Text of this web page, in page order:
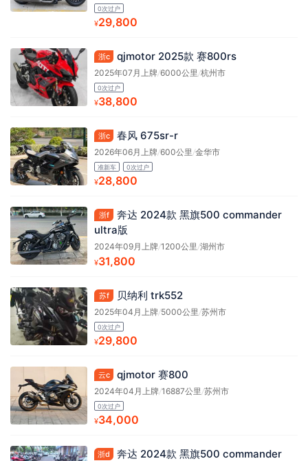
0次过户
¥29,800
浙c qjmotor 2025款 赛800rs
2025年07月上牌/6000公里/杭州市
0次过户
¥38,800
浙c 春风 675sr-r
2026年06月上牌/600公里/金华市
准新车 0次过户
¥28,800
浙f
奔达 2024款 黑旗500 commander
ultra版
2024年09月上牌/1200公里 /湖州市
¥31,800
苏f 贝纳利 trk552
2025年04月上牌/5000公里 /苏州市
0次过户
¥29,800
云c qjmotor 赛800
2024年04月上牌/16887公里 /苏州市
0次过户
¥34,000
浙d
奔达 2024款 黑旗500 commander